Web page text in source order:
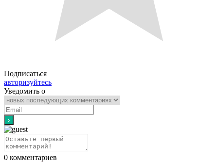
Подписаться
авторизуйтесь
Уведомить о
0 комментариев